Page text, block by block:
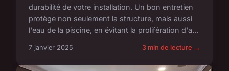
durabilité de votre installation. Un bon entretien
protège non seulement la structure, mais aussi
l'eau de la piscine, en évitant la prolifération d'a...
7 janvier 2025 3 min de lecture →